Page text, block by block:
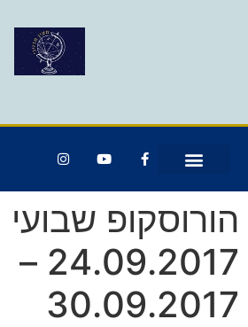
הורוסקופ שבועי
24.09.2017 –
30.09.2017